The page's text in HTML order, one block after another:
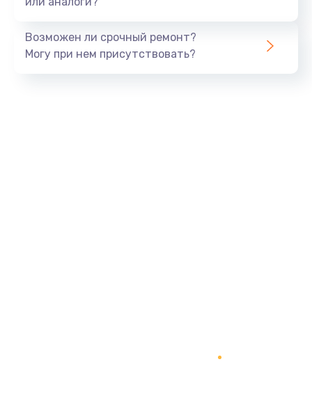
550 руб.
Возможен ли срочный ремонт?
Могу при нем присутствовать?